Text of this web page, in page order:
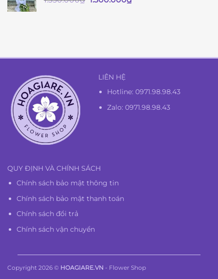
LIÊN HỆ
Hotline:0971.98.98.43
Zalo: 0971.98.98.43
QUY ĐỊNH VÀ CHÍNH SÁCH
Chính sách bảo mật thông tin
Chính sách bảo mật thanh toán
Chính sách đổi trả
Chính sách vận chuyển
Copyright 2026 © HOAGIARE.VN - Flower Shop